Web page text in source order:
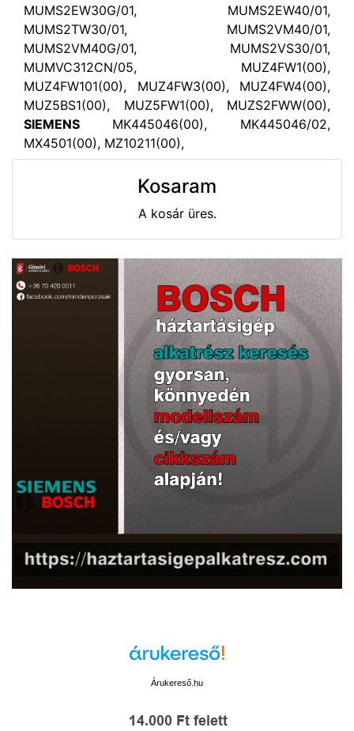
MUMS2EW30G/01, MUMS2EW40/01,
MUMS2TW30/01, MUMS2VM40/01,
MUMS2VM40G/01, MUMS2VS30/01,
MUMVC312CN/05, MUZ4FW1(00),
MUZ4FW101(00), MUZ4FW3(00), MUZ4FW4(00),
MUZ5BS1(00), MUZ5FW1(00), MUZS2FWW(00),
SIEMENS MK445046(00), MK445046/02,
MX4501(00), MZ10211(00),
Kosaram
A kosár üres.
Árukereső.hu